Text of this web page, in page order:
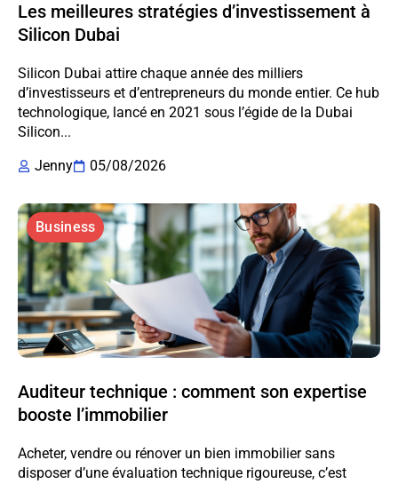
Les meilleures stratégies d’investissement à
Silicon Dubai
Silicon Dubai attire chaque année des milliers
d’investisseurs et d’entrepreneurs du monde entier. Ce hub
technologique, lancé en 2021 sous l’égide de la Dubai
Silicon...
Jenny
05/08/2026
Business
Auditeur technique : comment son expertise
booste l’immobilier
Acheter, vendre ou rénover un bien immobilier sans
disposer d’une évaluation technique rigoureuse, c’est